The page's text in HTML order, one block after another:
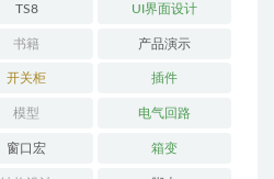
TS8 UI界面设计
书籍 产品演示
开关柜 插件
模型 电气回路
窗口宏 箱变